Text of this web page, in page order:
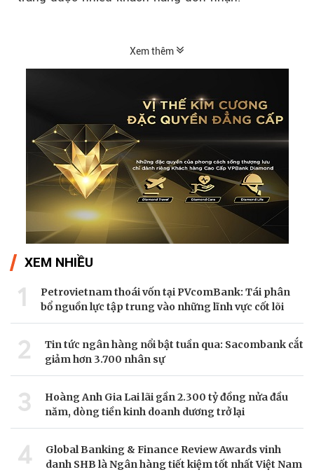
Xem thêm
XEM NHIỀU
1
Petrovietnam thoái vốn tại PVcomBank: Tái phân
bổ nguồn lực tập trung vào những lĩnh vực cốt lõi
2
Tin tức ngân hàng nổi bật tuần qua: Sacombank cắt
giảm hơn 3.700 nhân sự
3
Hoàng Anh Gia Lai lãi gần 2.300 tỷ đồng nửa đầu
năm, dòng tiền kinh doanh dương trở lại
4
Global Banking & Finance Review Awards vinh
danh SHB là Ngân hàng tiết kiệm tốt nhất Việt Nam